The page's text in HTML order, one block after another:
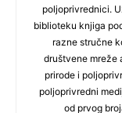
poljoprivrednici.
biblioteku knjiga
razne stručne
društvene mreže
prirode i
poljoprivredni
od prvog